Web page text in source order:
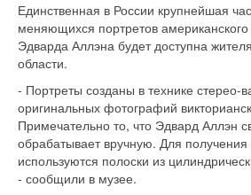
Единственная в России крупнейшая
меняющихся портретов
Эдварда Аллэна будет доступна
области.
- Портреты созданы в технике стерео-
оригинальных фотографий
Примечательно то, что Эдвард Аллэн
обрабатывает вручную. Для
используются полоски из
- сообщили в музее.